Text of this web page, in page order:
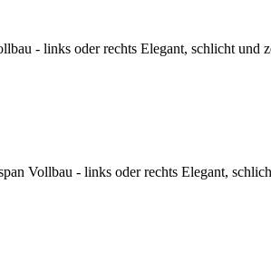
- links oder rechts Elegant, schlicht
Vollbau - links oder rechts Elegant,